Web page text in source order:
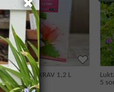
Rosgödsel KRAV 1,2 L
5